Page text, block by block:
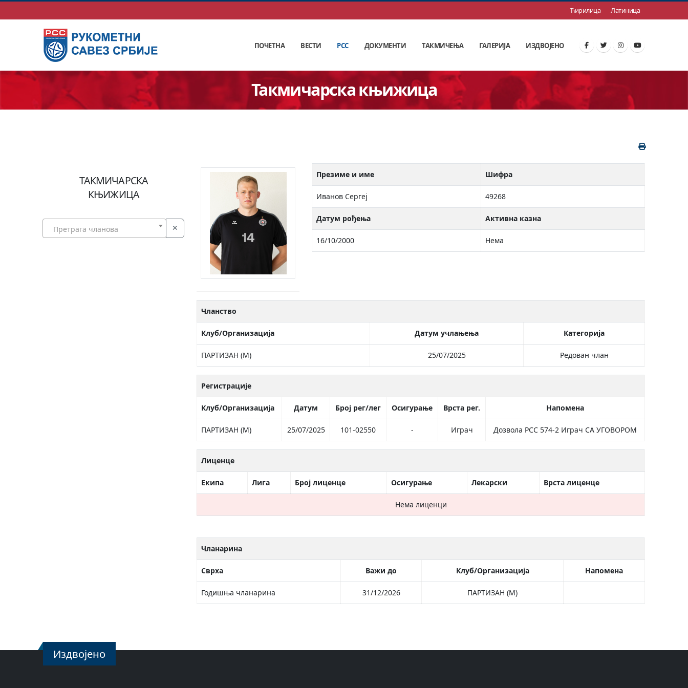
Ћирилица Латиница
ПОЧЕТНА ВЕСТИ РСС ДОКУМЕНТИ ТАКМИЧЕЊА ГАЛЕРИЈА ИЗДВОЈЕНО
Такмичарска књижица
ТАКМИЧАРСКА
КЊИЖИЦА
Претрага чланова
Презиме и име Шифра
Иванов Сергеј 49268
Датум рођења Активна казна
16/10/2000 Нема
Чланство
Клуб/Организација Датум учлањења Категорија
ПАРТИЗАН (М) 25/07/2025 Редован члан
Регистрације
Клуб/Организација Датум Број рег/лег Осигурање Врста рег. Напомена
ПАРТИЗАН (М) 25/07/2025 101-02550 - Играч Дозвола РСС 574-2 Играч СА УГОВОРОМ
Лиценце
Екипа Лига Број лиценце Осигурање Лекарски Врста лиценце
Нема лиценци
Чланарина
Сврха Важи до Клуб/Организација Напомена
Годишња чланарина 31/12/2026 ПАРТИЗАН (М)
Издвојено